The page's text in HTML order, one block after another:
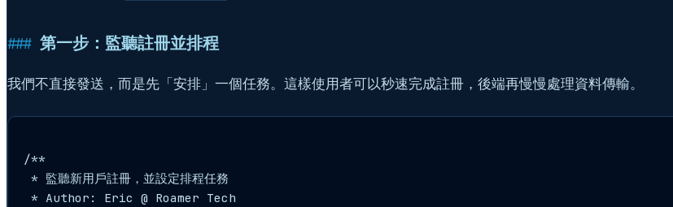
第一步：監聽註冊並排程
我們不直接發送，而是先「安排」一個任務。這樣使用者可以秒速完成註冊，後端再慢慢處理資料傳輸。
/**
* 監聽新用戶註冊，並設定排程任務
* Author: Eric @ Roamer Tech